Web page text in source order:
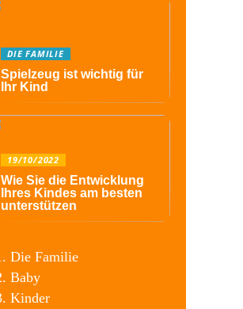
DIE FAMILIE
Spielzeug ist wichtig für
Ihr Kind
19/10/2022
Wie Sie die Entwicklung
Ihres Kindes am besten
unterstützen
Die Familie
Baby
Kinder